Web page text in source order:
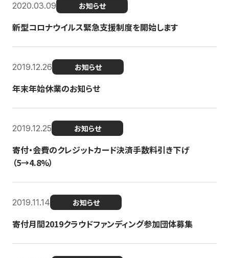
2020.03.09 お知らせ
新型コロナウイルス緊急支援制度を開始します
2019.12.26 お知らせ
年末年始休業のお知らせ
2019.12.25 お知らせ
寄付・会費のクレジットカード決済手数料引き下げ
（5→4.8%）
2019.11.14 お知らせ
寄付月間2019クラウドファンディング参加団体募集